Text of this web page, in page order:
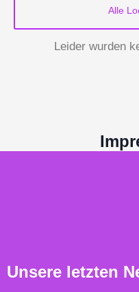
Alle
Leider wurden
Unsere letzten